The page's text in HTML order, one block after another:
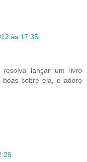
às 17:35
lançar um livro
boas sobre ela, e adoro